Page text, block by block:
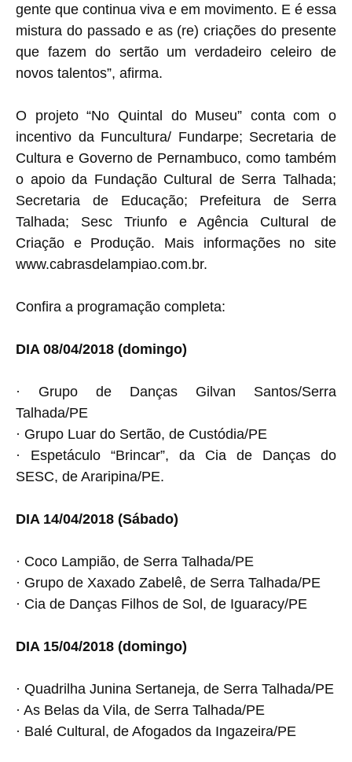
gente que continua viva e em movimento. E é essa
mistura do passado e as (re) criações do presente
que fazem do sertão um verdadeiro celeiro de
novos talentos”, afirma.
O projeto “No Quintal do Museu” conta com o
incentivo da Funcultura/ Fundarpe; Secretaria de
Cultura e Governo de Pernambuco, como também
o apoio da Fundação Cultural de Serra Talhada;
Secretaria de Educação; Prefeitura de Serra
Talhada; Sesc Triunfo e Agência Cultural de
Criação e Produção. Mais informações no site
www.cabrasdelampiao.com.br.
Confira a programação completa:
DIA 08/04/2018 (domingo)
· Grupo de Danças Gilvan Santos/Serra
Talhada/PE
· Grupo Luar do Sertão, de Custódia/PE
· Espetáculo “Brincar”, da Cia de Danças do
SESC, de Araripina/PE.
DIA 14/04/2018 (Sábado)
· Coco Lampião, de Serra Talhada/PE
· Grupo de Xaxado Zabelê, de Serra Talhada/PE
· Cia de Danças Filhos de Sol, de Iguaracy/PE
DIA 15/04/2018 (domingo)
· Quadrilha Junina Sertaneja, de Serra Talhada/PE
· As Belas da Vila, de Serra Talhada/PE
· Balé Cultural, de Afogados da Ingazeira/PE